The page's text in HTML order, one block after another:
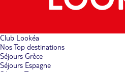
Club Lookéa
Nos Top destinations
Séjours Grèce
Séjours Espagne